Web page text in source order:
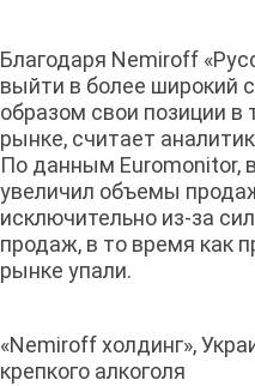
Благодаря Nemiroff
выйти в более широкий
образом свои позиции в
рынке, считает
По данным Euromonitor,
увеличил объемы
исключительно из-за
продаж, в то время как
рынке упали.
«Nemiroff холдинг»,
крепкого алкоголя